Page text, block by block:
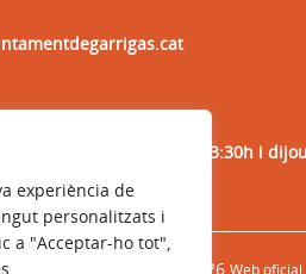
experiència de
personalitzats i
a "Acceptar-ho tot",
i divendres, de 9:30h a 13:30h i
© 2026